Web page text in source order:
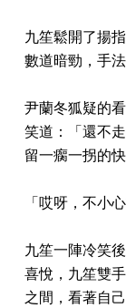
九笙鬆開了揚
數道暗勁，手
尹蘭冬狐疑的
笑道：「還不
留一瘸一拐的快
「哎呀，不小
九笙一陣冷笑
喜悅，九笙雙
之間，看著自